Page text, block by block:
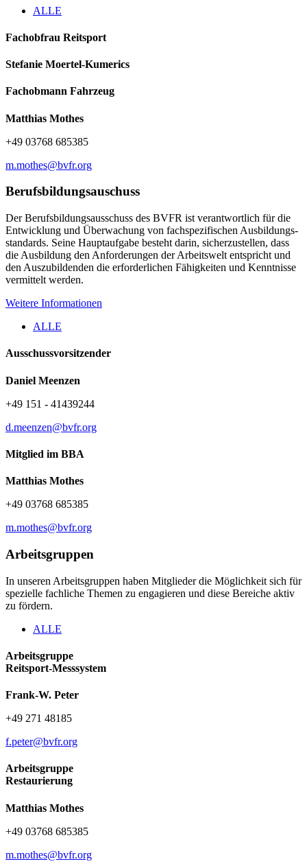
ALLE
Fachobfrau Reitsport
Stefanie Moertel-Kumerics
Fachobmann Fahrzeug
Matthias Mothes
+49 03768 685385
m.mothes@bvfr.org
Berufsbildungsauschuss
Der Berufsbildungsausschuss des BVFR ist verantwortlich für die
Entwicklung und Über­wachung von fachspezifischen Ausbildungs­
standards. Seine Haupt­aufgabe besteht darin, sicherzustellen, dass
die Ausbildung den Anforderungen der Arbeitswelt entspricht und
den Auszu­bildenden die erforderlichen Fähigkeiten und Kenntnisse
vermittelt werden.
Weitere Informationen
ALLE
Ausschussvorsitzender
Daniel Meenzen
+49 151 - 41439244
d.meenzen@bvfr.org
Mitglied im BBA
Matthias Mothes
+49 03768 685385
m.mothes@bvfr.org
Arbeitsgruppen
In unseren Arbeitsgruppen haben Mitglieder die Möglichkeit sich für
spezielle fachliche Themen zu engagieren und diese Bereiche aktiv
zu fördern.
ALLE
Arbeitsgruppe
Reitsport-Messsystem
Frank-W. Peter
+49 271 48185
f.peter@bvfr.org
Arbeitsgruppe
Restaurierung
Matthias Mothes
+49 03768 685385
m.mothes@bvfr.org